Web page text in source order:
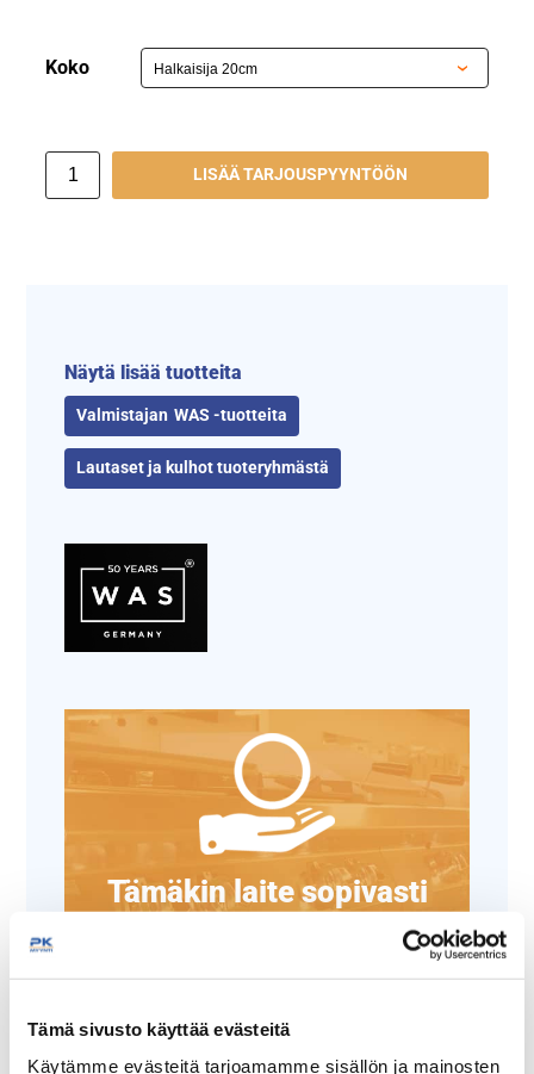
Tämä sivusto käyttää evästeitä
Käytämme evästeitä tarjoamamme sisällön ja mainosten
Koko
LISÄÄ TARJOUSPYYNTÖÖN
Näytä lisää tuotteita
WAS -tuotteita
Lautaset ja kulhot tuoteryhmästä
Tämäkin laite sopivasti